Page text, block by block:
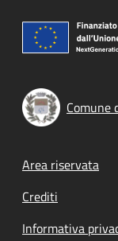
Comune
Footer
Area riservata
Crediti
Informativa